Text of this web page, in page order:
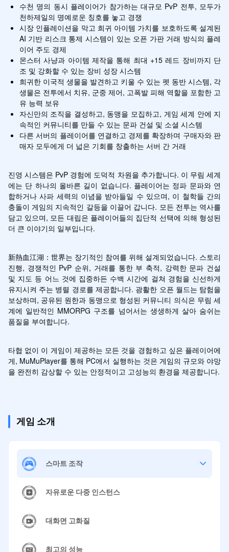
수천 명의 동시 플레이어가 참가하는 대규모 PvP 전투, 모두가
천하제일의 명예로운 칭호를 놓고 경쟁
시장 인플레이션을 막고 희귀 아이템 가치를 보호하도록 설계된
AI 기반 리스크 통제 시스템이 있는 오픈 가판 거래 방식의 플레
이어 주도 경제
몬스터 사냥과 아이템 제작을 통해 최대 +15 레드 장비까지 단
조 및 강화할 수 있는 장비 성장 시스템
희귀한 이국적 생물을 발견하고 키울 수 있는 펫 동반 시스템, 각
생물은 전투에서 치유, 군중 제어, 고폭발 피해 역할을 포함한 고
유 능력 보유
자신만의 조직을 결성하고, 동맹을 모집하고, 게임 세계 안에 지
속적인 커뮤니티를 만들 수 있는 문파 건설 및 소셜 시스템
다른 서버의 플레이어를 연결하고 경제를 확장하며 구매자와 판
매자 모두에게 더 넓은 기회를 창출하는 서버 간 거래
진영 시스템은 PvP 경험에 도덕적 차원을 추가합니다. 이 무림 세계
에는 단 하나의 올바른 길이 없습니다. 플레이어는 정파 문파와 연
합하거나 사파 세력의 이념을 받아들일 수 있으며, 이 철학들 간의
충돌이 게임의 지속적인 갈등을 이끌어 갑니다. 모든 전투는 역사를
담고 있으며, 모든 대립은 플레이어들의 집단적 선택에 의해 형성된
더 큰 이야기의 일부입니다.
新熱血江湖：世界는 장기적인 참여를 위해 설계되었습니다. 스토리
진행, 경쟁적인 PvP 순위, 거래를 통한 부 축적, 강력한 문파 건설
및 지도 등 어느 것에 집중하든 수백 시간에 걸쳐 경험을 신선하게
유지시켜 주는 병렬 경로를 제공합니다. 광활한 오픈 월드는 탐험을
보상하며, 공유된 원한과 동맹으로 형성된 커뮤니티 의식은 무림 세
계에 일반적인 MMORPG 구조를 넘어서는 생생하게 살아 숨쉬는
품질을 부여합니다.
타협 없이 이 게임이 제공하는 모든 것을 경험하고 싶은 플레이어에
게, MuMuPlayer를 통해 PC에서 실행하는 것은 게임의 규모와 야망
을 완전히 감상할 수 있는 안정적이고 고성능의 환경을 제공합니다.
게임 소개
스마트 조작
자유로운 다중 인스턴스
대화면 고화질
최고의 성능